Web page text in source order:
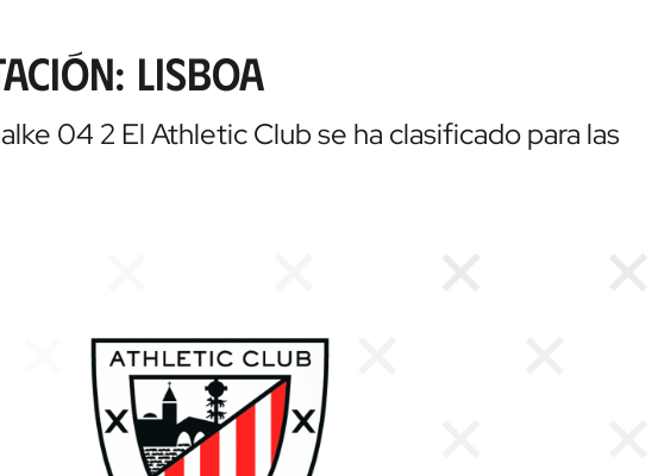
Lisboa
04 2 El Athletic Club se ha clasificado para las